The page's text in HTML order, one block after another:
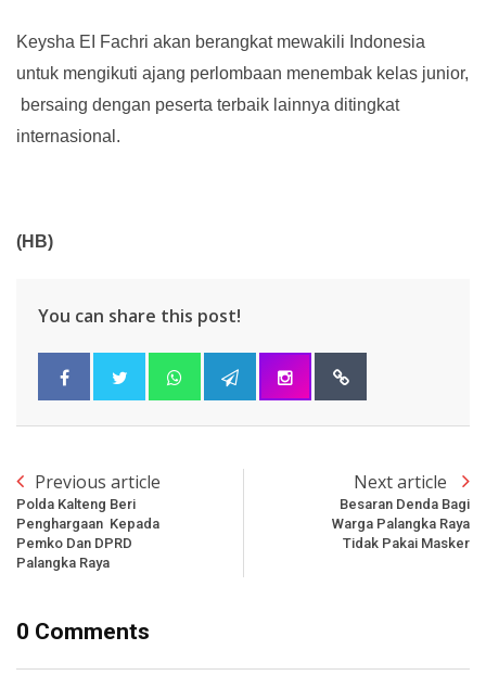
Keysha EI Fachri akan berangkat mewakili Indonesia
untuk mengikuti ajang perlombaan menembak kelas junior,
bersaing dengan peserta terbaik lainnya ditingkat
internasional.
(HB)
You can share this post!
Previous article
Polda Kalteng Beri
Penghargaan Kepada
Pemko Dan DPRD
Palangka Raya
Next article
Besaran Denda Bagi
Warga Palangka Raya
Tidak Pakai Masker
0 Comments